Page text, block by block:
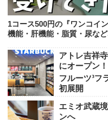
1コース500円の『ワンコイ
機能・肝機能・脂質・尿な
アトレ吉祥
にオープン
フルーツ³フ
初展開
エミオ武蔵
ンへ